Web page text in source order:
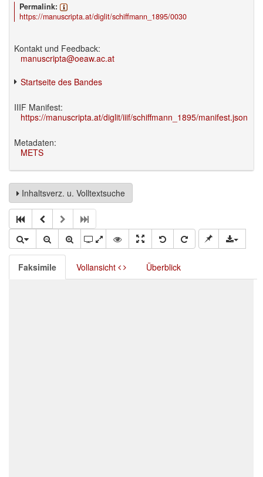
Permalink:
https://manuscripta.at/diglit/schiffmann_1895/0030
Kontakt und Feedback:
manuscripta@oeaw.ac.at
Startseite des Bandes
IIIF Manifest:
https://manuscripta.at/diglit/iiif/schiffmann_1895/manifest.json
Metadaten:
METS
Inhaltsverz. u. Volltextsuche
Faksimile Vollansicht Überblick